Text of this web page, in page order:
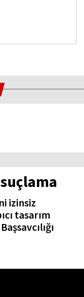
izinsiz
tasarım